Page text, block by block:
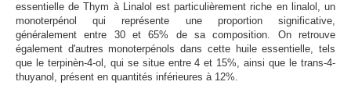
essentielle de Thym à Linalol est particulièrement riche en linalol, un
monoterpénol qui représente une proportion significative,
généralement entre 30 et 65% de sa composition. On retrouve
également d'autres monoterpénols dans cette huile essentielle, tels
que le terpinèn-4-ol, qui se situe entre 4 et 15%, ainsi que le trans-4-
thuyanol, présent en quantités inférieures à 12%.